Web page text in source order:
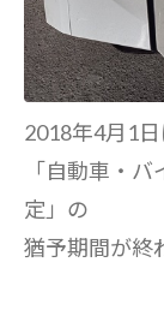
2018年4月1
「自動車・
定」の
猶予期間が終